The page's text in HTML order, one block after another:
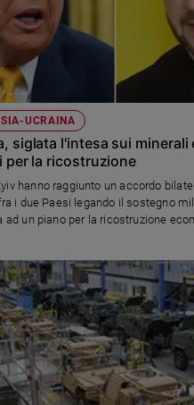
UCRAINA
siglata l'intesa sui minerali
per la ricostruzione
hanno raggiunto un accordo
i due Paesi legando il sostegno
ad un piano per la ricostruzione